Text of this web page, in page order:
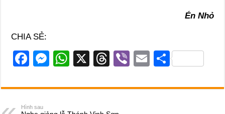
Én Nhỏ
CHIA SẺ:
F
c
e
M
ss
W
at
X
T
e
Vi
er
E
ail
S
ar
Hình sau